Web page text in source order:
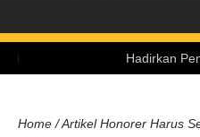
Hadirkan
Home /Artikel Honorer Harus